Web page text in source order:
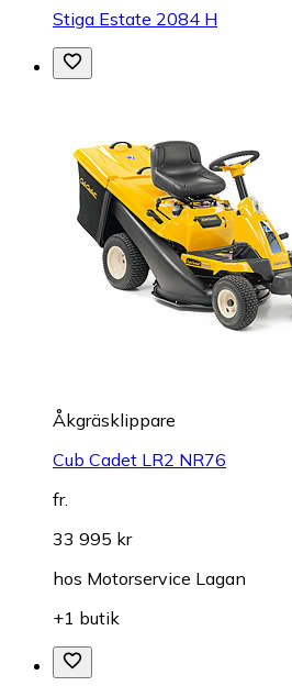
Stiga Estate 2084 H
Åkgräsklippare
Cub Cadet LR2 NR76
fr.
33 995 kr
hos Motorservice Lagan
+1 butik